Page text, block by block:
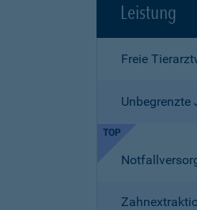
Leistung
Freie
TOP